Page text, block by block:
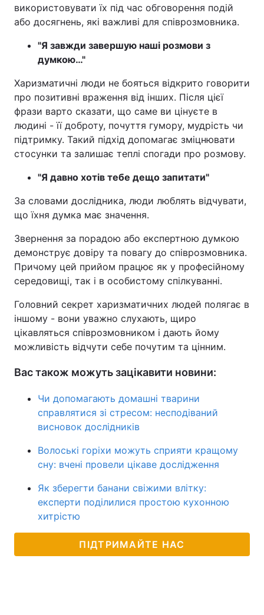
використовувати їх під час обговорення подій
або досягнень, які важливі для співрозмовника.
"Я завжди завершую наші розмови з
думкою…"
Харизматичні люди не бояться відкрито говорити
про позитивні враження від інших. Після цієї
фрази варто сказати, що саме ви цінуєте в
людині - її доброту, почуття гумору, мудрість чи
підтримку. Такий підхід допомагає зміцнювати
стосунки та залишає теплі спогади про розмову.
"Я давно хотів тебе дещо запитати"
За словами дослідника, люди люблять відчувати,
що їхня думка має значення.
Звернення за порадою або експертною думкою
демонструє довіру та повагу до співрозмовника.
Причому цей прийом працює як у професійному
середовищі, так і в особистому спілкуванні.
Головний секрет харизматичних людей полягає в
іншому - вони уважно слухають, щиро
цікавляться співрозмовником і дають йому
можливість відчути себе почутим та цінним.
Вас також можуть зацікавити новини:
Чи допомагають домашні тварини
справлятися зі стресом: несподіваний
висновок дослідників
Волоські горіхи можуть сприяти кращому
сну: вчені провели цікаве дослідження
Як зберегти банани свіжими влітку:
експерти поділилися простою кухонною
хитрістю
ПІДТРИМАЙТЕ НАС